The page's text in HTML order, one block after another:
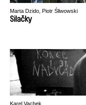
Marta Dzido, Piotr Śliwowski
Silačky
Karel Vachek